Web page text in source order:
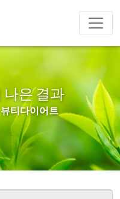
면역강화 남성강화
가루음료
젤리캔디
은 결과
뷰티다이어트